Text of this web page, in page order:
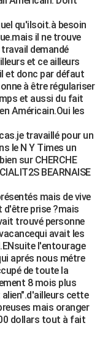
qu'ilsoit.à besoin
il ne trouve
demandé
et ce ailleurs
et donc par défaut
à être régulariser
et aussi du fait
Américain.Oui les
travaillé pour un
le N Y Times un
sur CHERCHE
BEARNAISE
mais de vive
d'être prise ?mais
trouvé personne
avait les
l'entourage
aprés nous métre
de toute la
8 mois plus
cette
mais oranger
dollars tout à fait